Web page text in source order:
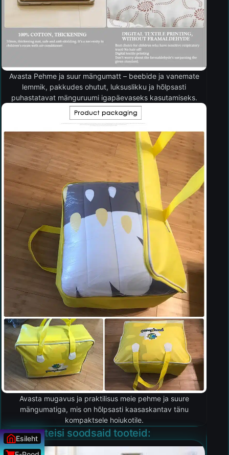
Avasta Pehme ja suur mängumatt – beebide ja vanemate
lemmik, pakkudes ohutut, luksuslikku ja hõlpsasti
puhastatavat mänguruumi igapäevaseks kasutamiseks.
Avasta mugavus ja praktilisus meie pehme ja suure
mängumatiga, mis on hõlpsasti kaasaskantav tänu
kompaktsele hoiukotile.
Vaata ka teisi soodsaid tooteid:
Esileht